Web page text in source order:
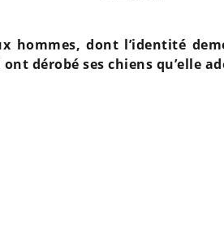
hommes, dont l’identité
dérobé ses chiens qu’elle